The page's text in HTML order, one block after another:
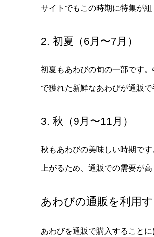
サイトでもこの時期に特集が組
2. 初夏（6月〜7月）
初夏もあわびの旬の一部です
で獲れた新鮮なあわびが通販
3. 秋（9月〜11月）
秋もあわびの美味しい時期で
上がるため、通販での需要が
あわびの通販を利用
あわびを通販で購入すること